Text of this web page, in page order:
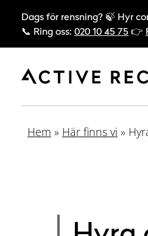
Dags för rensning? 🍃 Hyr
📞 Ring oss: 020 10 45 75 👉
Hem » Här finns vi »